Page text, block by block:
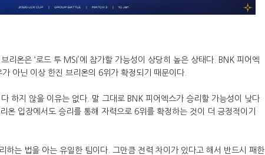
리온은 ‘로드 투 MSI’에 참가할 가능성이 상당히 높은 상태다. BNK 피어엑
아닌 이상 한진 브리온의 6위가 확정되기 때문이다.
하지 않을 이유는 없다. 말 그대로 BNK 피어엑스가 승리할 가능성이 낮다
온 입장에서도 승리를 통해 자력으로 6위를 확정하는 것이 더 긍정적이기
하는 법을 아는 유일한 팀이다. 그만큼 전력 차이가 있다고 해서 반드시 패한